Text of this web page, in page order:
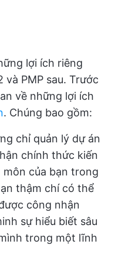
lợi ích riêng
và PMP sau. Trước
về những lợi ích
. Chúng bao gồm:
chỉ quản lý dự án
chính thức kiến
của bạn trong
thậm chí có thể
công nhận
sự hiểu biết sâu
trong một lĩnh